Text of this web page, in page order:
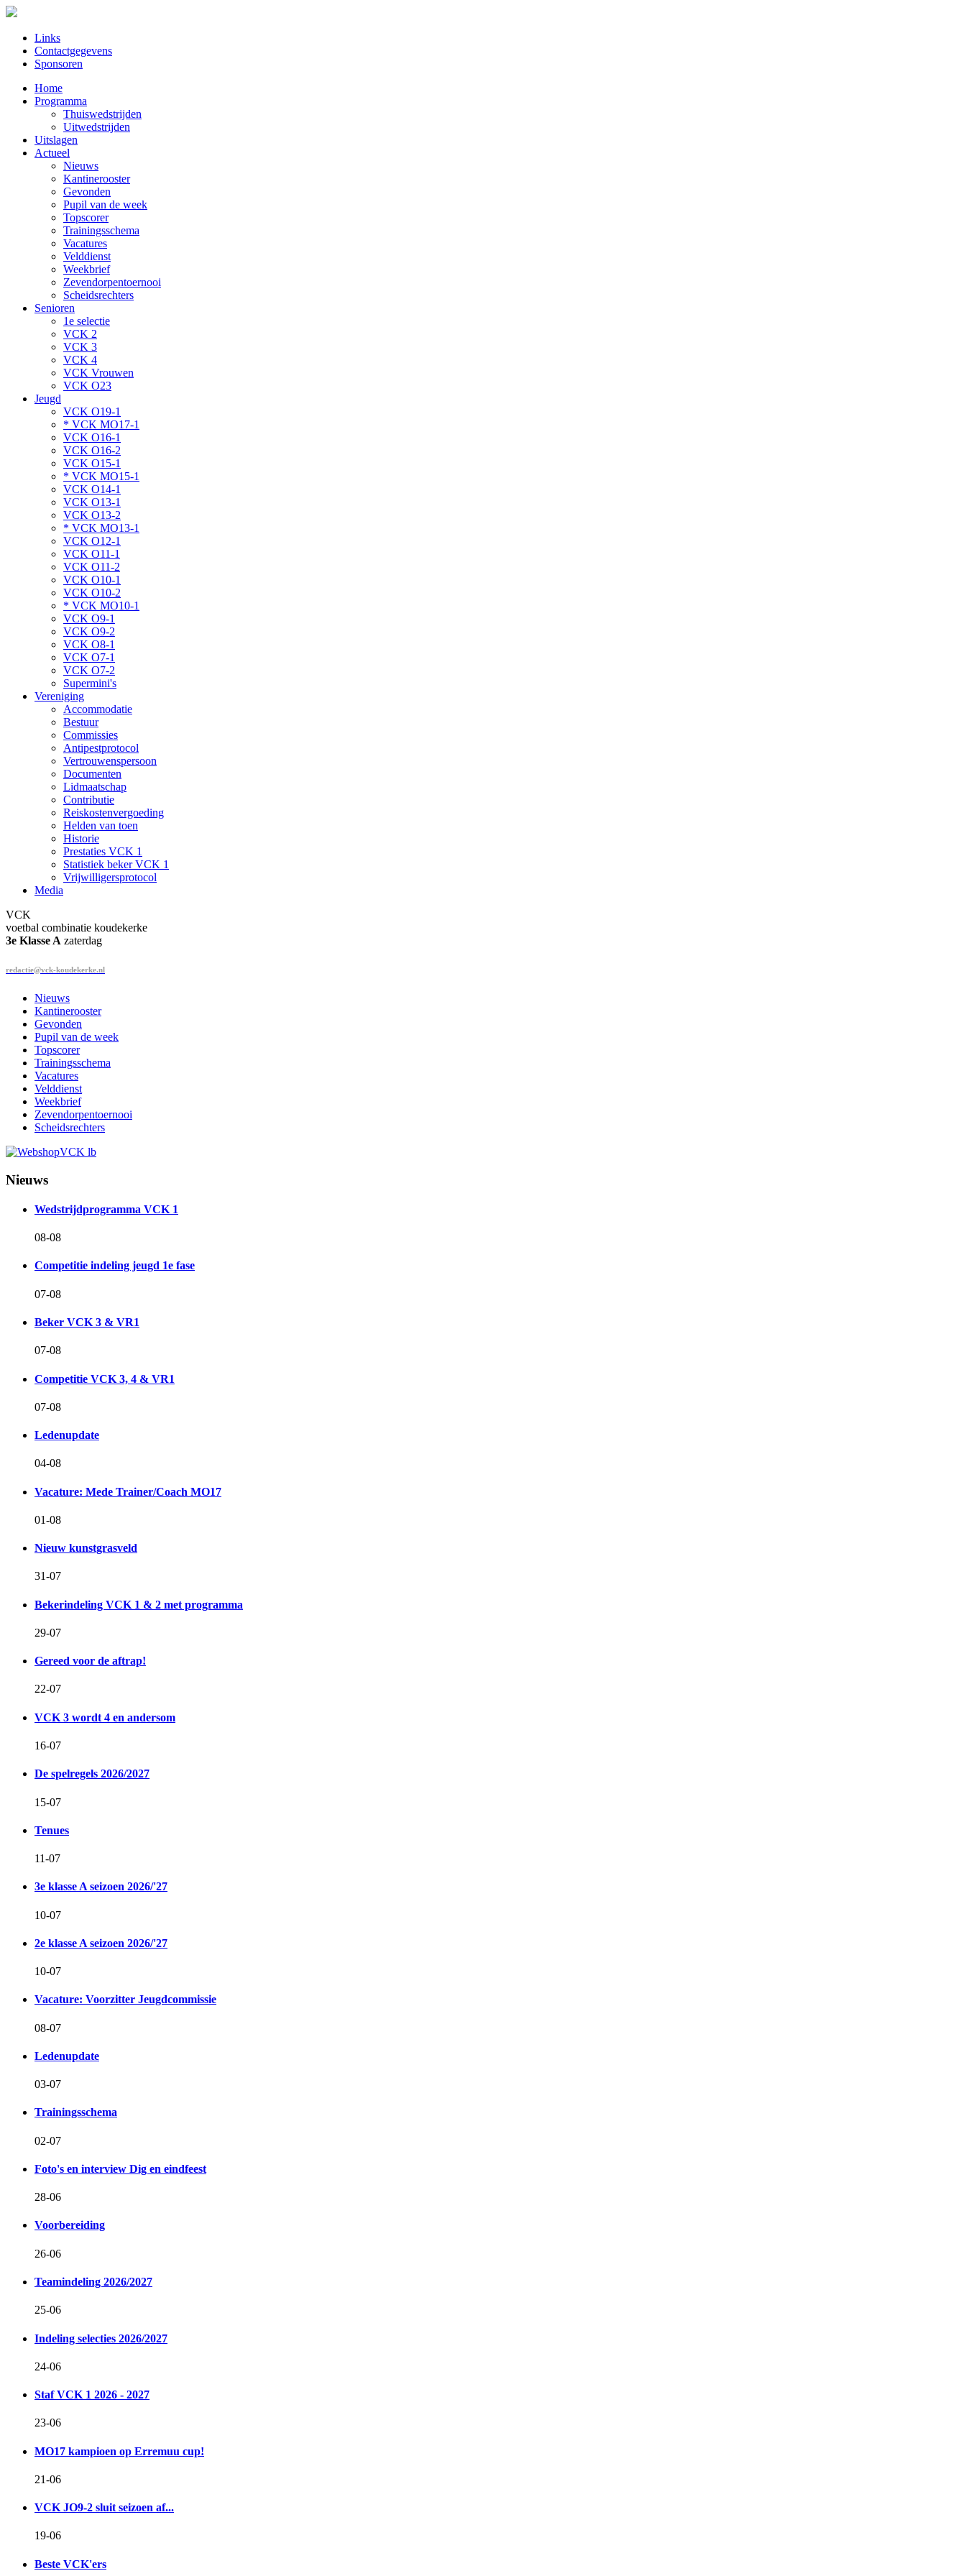
Links
Contactgegevens
Sponsoren
Home
Programma
Thuiswedstrijden
Uitwedstrijden
Uitslagen
Actueel
Nieuws
Kantinerooster
Gevonden
Pupil van de week
Topscorer
Trainingsschema
Vacatures
Velddienst
Weekbrief
Zevendorpentoernooi
Scheidsrechters
Senioren
1e selectie
VCK 2
VCK 3
VCK 4
VCK Vrouwen
VCK O23
Jeugd
VCK O19-1
* VCK MO17-1
VCK O16-1
VCK O16-2
VCK O15-1
* VCK MO15-1
VCK O14-1
VCK O13-1
VCK O13-2
* VCK MO13-1
VCK O12-1
VCK O11-1
VCK O11-2
VCK O10-1
VCK O10-2
* VCK MO10-1
VCK O9-1
VCK O9-2
VCK O8-1
VCK O7-1
VCK O7-2
Supermini's
Vereniging
Accommodatie
Bestuur
Commissies
Antipestprotocol
Vertrouwenspersoon
Documenten
Lidmaatschap
Contributie
Reiskostenvergoeding
Helden van toen
Historie
Prestaties VCK 1
Statistiek beker VCK 1
Vrijwilligersprotocol
Media
VCK
voetbal combinatie koudekerke
3e Klasse A zaterdag
redactie@vck-koudekerke.nl
Nieuws
Kantinerooster
Gevonden
Pupil van de week
Topscorer
Trainingsschema
Vacatures
Velddienst
Weekbrief
Zevendorpentoernooi
Scheidsrechters
Nieuws
Wedstrijdprogramma VCK 1
08-08
Competitie indeling jeugd 1e fase
07-08
Beker VCK 3 & VR1
07-08
Competitie VCK 3, 4 & VR1
07-08
Ledenupdate
04-08
Vacature: Mede Trainer/Coach MO17
01-08
Nieuw kunstgrasveld
31-07
Bekerindeling VCK 1 & 2 met programma
29-07
Gereed voor de aftrap!
22-07
VCK 3 wordt 4 en andersom
16-07
De spelregels 2026/2027
15-07
Tenues
11-07
3e klasse A seizoen 2026/'27
10-07
2e klasse A seizoen 2026/'27
10-07
Vacature: Voorzitter Jeugdcommissie
08-07
Ledenupdate
03-07
Trainingsschema
02-07
Foto's en interview Dig en eindfeest
28-06
Voorbereiding
26-06
Teamindeling 2026/2027
25-06
Indeling selecties 2026/2027
24-06
Staf VCK 1 2026 - 2027
23-06
MO17 kampioen op Erremuu cup!
21-06
VCK JO9-2 sluit seizoen af...
19-06
Beste VCK'ers